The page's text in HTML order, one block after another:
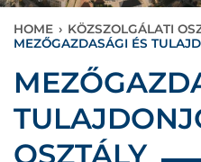
HOME › KÖZSZOLGÁLATI
MEZŐGAZDASÁGI ÉS
OSZTÁLY